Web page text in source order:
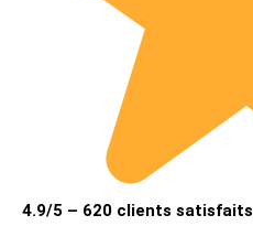
4.9/5 – 620 clients satisfaits